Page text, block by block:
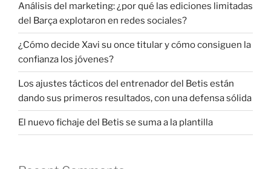
Análisis del marketing: ¿por qué las ediciones limitadas
del Barça explotaron en redes sociales?
¿Cómo decide Xavi su once titular y cómo consiguen la
confianza los jóvenes?
Los ajustes tácticos del entrenador del Betis están
dando sus primeros resultados, con una defensa sólida
El nuevo fichaje del Betis se suma a la plantilla